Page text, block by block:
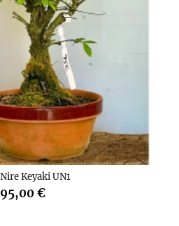
Keyaki UN1
95,00 €